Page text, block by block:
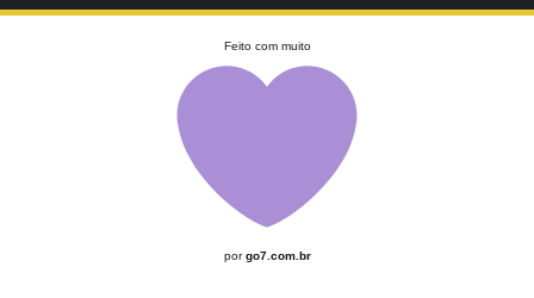
Feito com muito
porgo7.com.br